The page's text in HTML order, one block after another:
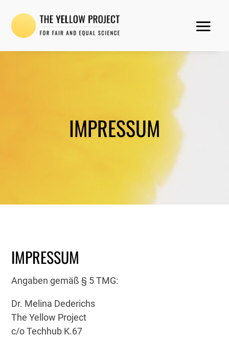
IMPRESSUM
IMPRESSUM
Angaben gemäß § 5 TMG:
Dr. Melina Dederichs
The Yellow Project
c/o Techhub K.67